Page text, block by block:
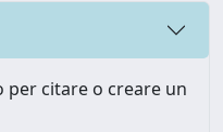
citare o creare un